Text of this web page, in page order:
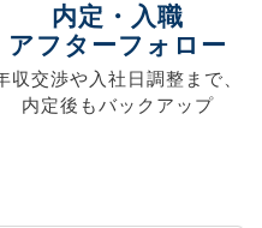
内定・入職
アフターフォロー
収交渉や入社日調整まで、
内定後もバックアップ